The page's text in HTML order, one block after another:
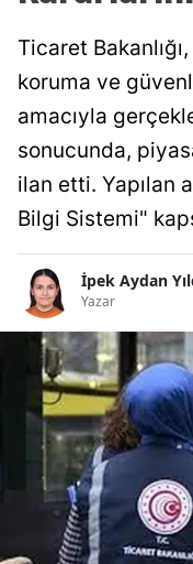
Ticaret
koruma ve
amacıyla
sonucunda,
ilan etti. Yapılan
Bilgi Sistemi"
İpek Aydan
Yazar